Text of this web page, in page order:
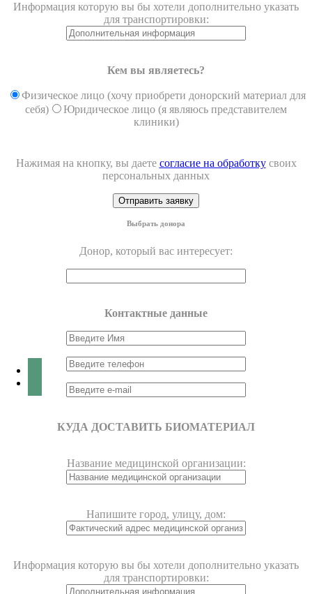
Информация которую вы бы хотели дополнительно указать
для транспортировки:
Кем вы являетесь?
Физическое лицо (хочу приобрети донорский материал для
себя)
Юридическое лицо (я являюсь представителем
клиники)
Нажимая на кнопку, вы даете согласие на обработкусвоих
персональных данных
Выбрать донора
Донор, который вас интересует:
Контактные данные
КУДА ДОСТАВИТЬ БИОМАТЕРИАЛ
Название медицинской организации:
Напишите город, улицу, дом:
Информация которую вы бы хотели дополнительно указать
для транспортировки: